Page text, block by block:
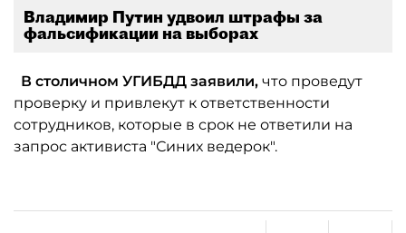
Владимир Путин удвоил штрафы за
фальсификации на выборах
В столичном УГИБДД заявили, что проведут
проверку и привлекут к ответственности
сотрудников, которые в срок не ответили на
запрос активиста "Синих ведерок".